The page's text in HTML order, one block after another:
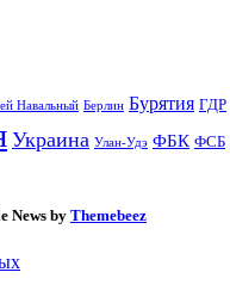
Навальный Берлин Бурятия ГДР
Украина Улан-Удэ ФБК ФСБ
News by Themebeez